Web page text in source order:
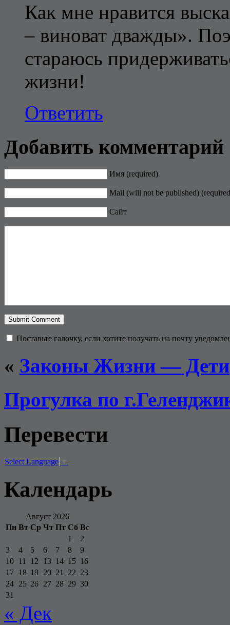
Как мне нравится
– виноват дважды».
стараюсь
жизни!
Ответить
Добавить комментарий
Имя (required)
Mail (will not be published)
Сайт
Поставьте галочку, если хотите получать на почту
« Законы Жизни — Дети
Прогулка по
Перевести
Select Language
Календарь
Август 2026
Пн Вт Ср Чт Пт Сб Вс
1
2
3
4 5 6 7 8
9
10 11 12 13 14 15 16
17 18 19 20 21 22 23
24 25 26 27 28 29 30
31
« Дек